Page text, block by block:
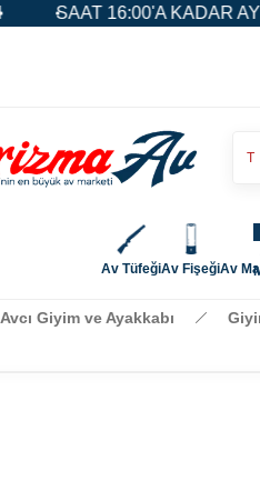
SAAT 16:00'A KADAR AYNI
Av TüfeğiAv FişeğiAv
Avcı Giyim ve Ayakkabı